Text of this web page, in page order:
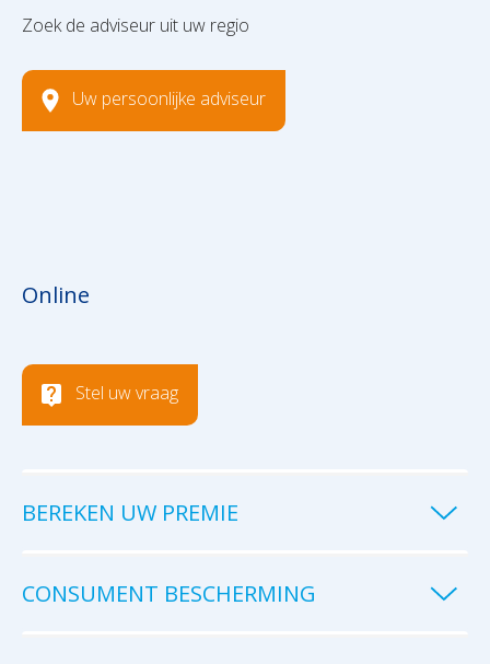
Zoek de adviseur uit uw regio
Uw persoonlijke adviseur
Online
Stel uw vraag
BEREKEN UW PREMIE
CONSUMENT BESCHERMING